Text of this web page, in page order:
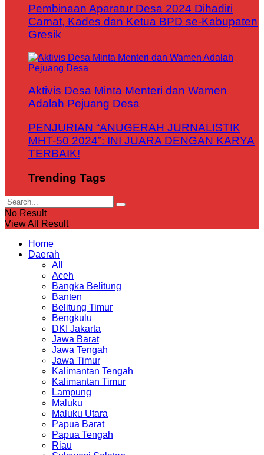
Pembinaan Aparatur Desa 2024 Dihadiri
Camat, Kades dan Ketua BPD se-Kabupaten
Gresik
Aktivis Desa Minta Menteri dan Wamen
Adalah Pejuang Desa
PENJURIAN “ANUGERAH JURNALISTIK
MHT-50 2024”: INI JUARA DENGAN KARYA
TERBAIK!
Trending Tags
No Result
View All Result
Home
Daerah
All
Aceh
Bangka Belitung
Banten
Belitung Timur
Bengkulu
DKI Jakarta
Jawa Barat
Jawa Tengah
Jawa Timur
Kalimantan Tengah
Kalimantan Timur
Lampung
Maluku
Maluku Utara
Papua Barat
Papua Tengah
Riau